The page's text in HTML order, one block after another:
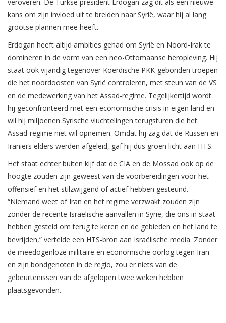
kans om zijn invloed uit te breiden naar Syrië, waar hij al lang
grootse plannen mee heeft.
Erdogan heeft altijd ambities gehad om Syrië en Noord-Irak te
domineren in de vorm van een neo-Ottomaanse heropleving. Hij
staat ook vijandig tegenover Koerdische PKK-gebonden troepen
die het noordoosten van Syrië controleren, met steun van de VS
en de medewerking van het Assad-regime. Tegelijkertijd wordt
hij geconfronteerd met een economische crisis in eigen land en
wil hij miljoenen Syrische vluchtelingen terugsturen die het
Assad-regime niet wil opnemen. Omdat hij zag dat de Russen en
Iraniërs elders werden afgeleid, gaf hij dus groen licht aan HTS.
Het staat echter buiten kijf dat de CIA en de Mossad ook op de
hoogte zouden zijn geweest van de voorbereidingen voor het
offensief en het stilzwijgend of actief hebben gesteund.
“Niemand weet of Iran en het regime verzwakt zouden zijn
zonder de recente Israëlische aanvallen in Syrië, die ons in staat
hebben gesteld om terug te keren en de gebieden en het land te
bevrijden,” vertelde een HTS-bron aan Israëlische media. Zonder
de meedogenloze militaire en economische oorlog tegen Iran
en zijn bondgenoten in de regio, zou er niets van de
gebeurtenissen van de afgelopen twee weken hebben
plaatsgevonden.